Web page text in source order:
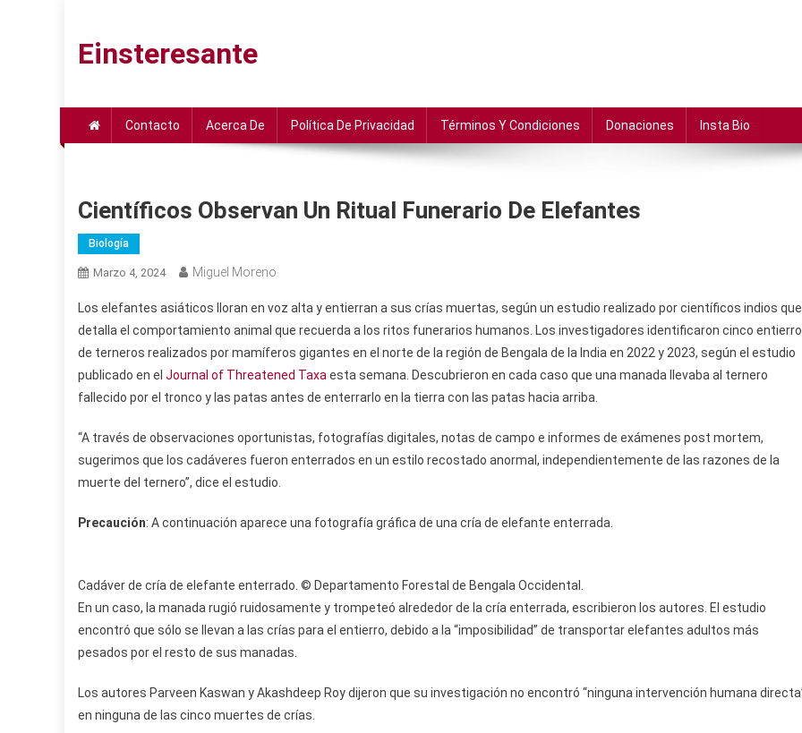
contenido
Einsteresante
Contacto Acerca De Política De Privacidad Términos Y Condiciones Donaciones Insta Bio
Científicos Observan Un Ritual Funerario De Elefantes
Biología
Marzo 4, 2024 Miguel Moreno
Los elefantes asiáticos lloran en voz alta y entierran a sus crías muertas, según un estudio realizado por científicos indios que
detalla el comportamiento animal que recuerda a los ritos funerarios humanos. Los investigadores identificaron cinco
de terneros realizados por mamíferos gigantes en el norte de la región de Bengala de la India en 2022 y 2023, según el estudio
publicado en el Journal of Threatened Taxa esta semana. Descubrieron en cada caso que una manada llevaba al ternero
fallecido por el tronco y las patas antes de enterrarlo en la tierra con las patas hacia arriba.
“A través de observaciones oportunistas, fotografías digitales, notas de campo e informes de exámenes post mortem,
sugerimos que los cadáveres fueron enterrados en un estilo recostado anormal, independientemente de las razones de la
muerte del ternero”, dice el estudio.
Precaución: A continuación aparece una fotografía gráfica de una cría de elefante enterrada.
Cadáver de cría de elefante enterrado. © Departamento Forestal de Bengala Occidental.
En un caso, la manada rugió ruidosamente y trompeteó alrededor de la cría enterrada, escribieron los autores. El estudio
encontró que sólo se llevan a las crías para el entierro, debido a la “imposibilidad” de transportar elefantes adultos más
pesados por el resto de sus manadas.
Los autores Parveen Kaswan y Akashdeep Roy dijeron que su investigación no encontró “ninguna intervención humana
en ninguna de las cinco muertes de crías.